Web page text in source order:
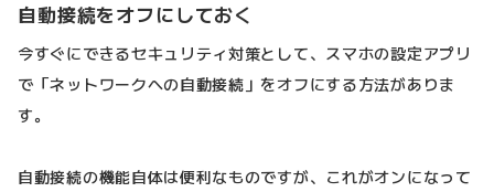
自動接続をオフにしておく
今すぐにできるセキュリティ対策として、スマホの設定アプリ
で「ネットワークへの自動接続」をオフにする方法がありま
す。
自動接続の機能自体は便利なものですが、これがオンになって